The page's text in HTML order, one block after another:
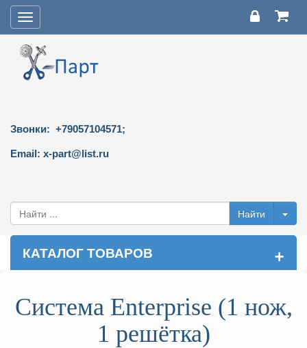
Toggle
navigation
Звонки: +79057104571;
Email: x-part@list.ru
КАТАЛОГ ТОВАРОВ +
Система Enterprise (1 нож,
1 решётка)